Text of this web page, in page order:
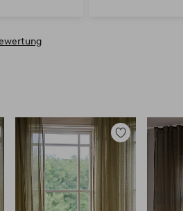
Zu
Favoriten